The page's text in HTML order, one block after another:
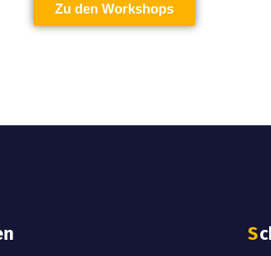
Zu den Workshops